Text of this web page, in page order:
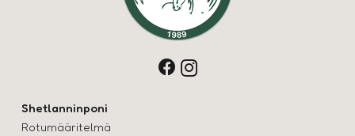
Shetlanninponi
Rotumääritelmä